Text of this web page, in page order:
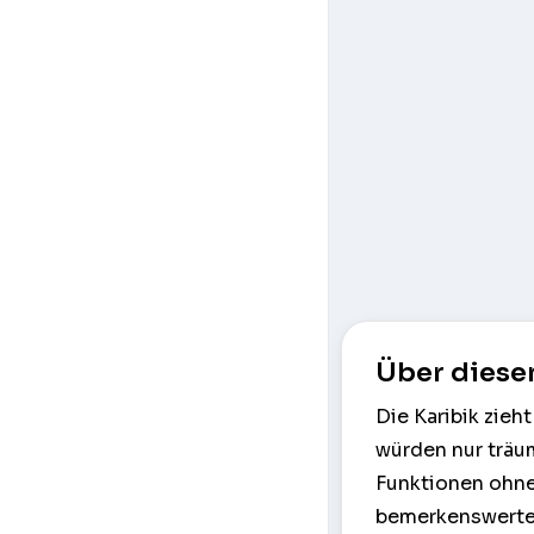
Über
Die Karibik
würden nur
Funktionen